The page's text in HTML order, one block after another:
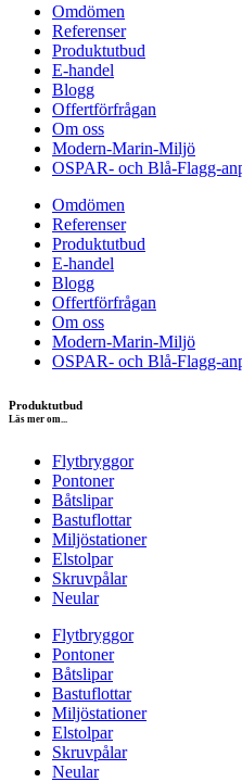
Omdömen
Referenser
Produktutbud
E-handel
Blogg
Offertförfrågan
Om oss
Modern-Marin-Miljö
OSPAR- och Blå-Flagg-
Omdömen
Referenser
Produktutbud
E-handel
Blogg
Offertförfrågan
Om oss
Modern-Marin-Miljö
OSPAR- och Blå-Flagg-
Produktutbud
Läs mer om...
Flytbryggor
Pontoner
Båtslipar
Bastuflottar
Miljöstationer
Elstolpar
Skruvpålar
Neular
Flytbryggor
Pontoner
Båtslipar
Bastuflottar
Miljöstationer
Elstolpar
Skruvpålar
Neular